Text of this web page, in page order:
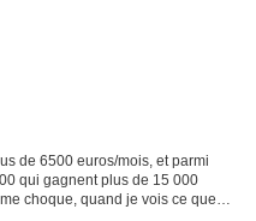
de 6500 euros/mois, et parmi
qui gagnent plus de 15 000
choque, quand je vois ce que